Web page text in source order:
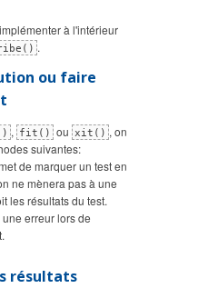
à l'intérieur
.
ou faire
, fit() ou xit() , on
suivantes:
de marquer un test en
ne mènera pas à une
les résultats du test.
erreur lors de
résultats